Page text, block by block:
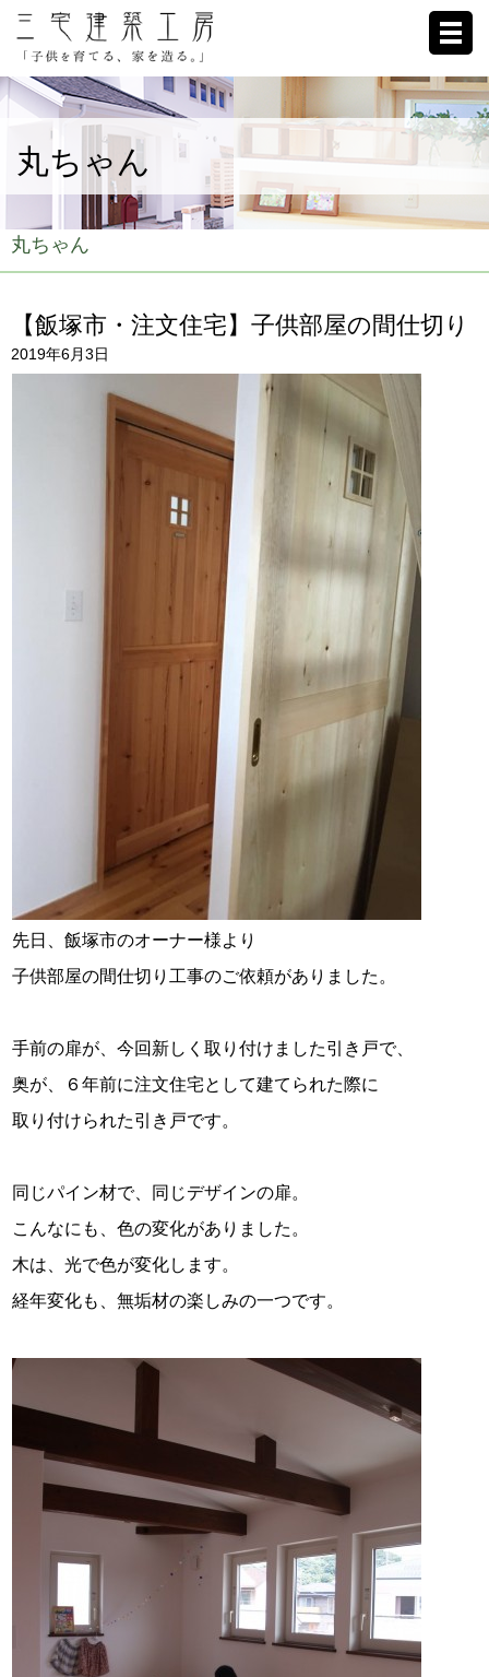
ホーム
家への想い
施工例
ブログ
リクルート
お客様の声
会社概要
スタッフ紹介
お問い合わせ
丸ちゃん
丸ちゃん
【飯塚市・注文住宅】子供部屋の間仕切り
2019年6月3日
先日、飯塚市のオーナー様より
子供部屋の間仕切り工事のご依頼がありました。
手前の扉が、今回新しく取り付けました引き戸で、
奥が、６年前に注文住宅として建てられた際に
取り付けられた引き戸です。
同じパイン材で、同じデザインの扉。
こんなにも、色の変化がありました。
木は、光で色が変化します。
経年変化も、無垢材の楽しみの一つです。